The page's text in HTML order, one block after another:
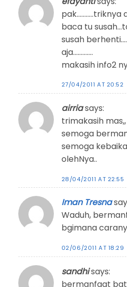
pak………..triknya
baca tu
susah
aja………….
makasih info2
27/04/2011 AT 20:52
airriasays:
trimakasih
semoga
semoga
olehNya..
28/04/2011 AT 22:55
Iman Tresna
Waduh,
bgimana
02/06/2011 AT 18:29
sandhisays:
bermanfaat